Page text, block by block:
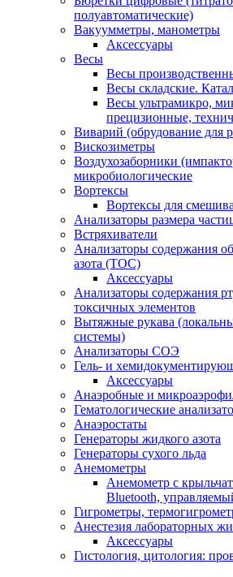
полуавтоматические)
Вакуумметры, манометры
Аксессуары
Весы
Весы
Весы складские.
Весы ультрамикро,
прецизионные,
Виварий (обрудование для
Вискозиметры
Воздухозаборники
микробиологические
Вортексы
Вортексы для
Анализаторы размера
Встряхиватели
Анализаторы содержания
азота (ТОС)
Аксессуары
Анализаторы содержания
токсичных элементов
Вытяжные рукава
системы)
Анализаторы СОЭ
Гель- и
Аксессуары
Анаэробные и
Гематологические
Анаэростаты
Генераторы жидкого азота
Генераторы сухого льда
Анемометры
Анемометр с
Bluetooth,
Гигрометры,
Анестезия лабораторных
Аксессуары
Гистология, цитология: